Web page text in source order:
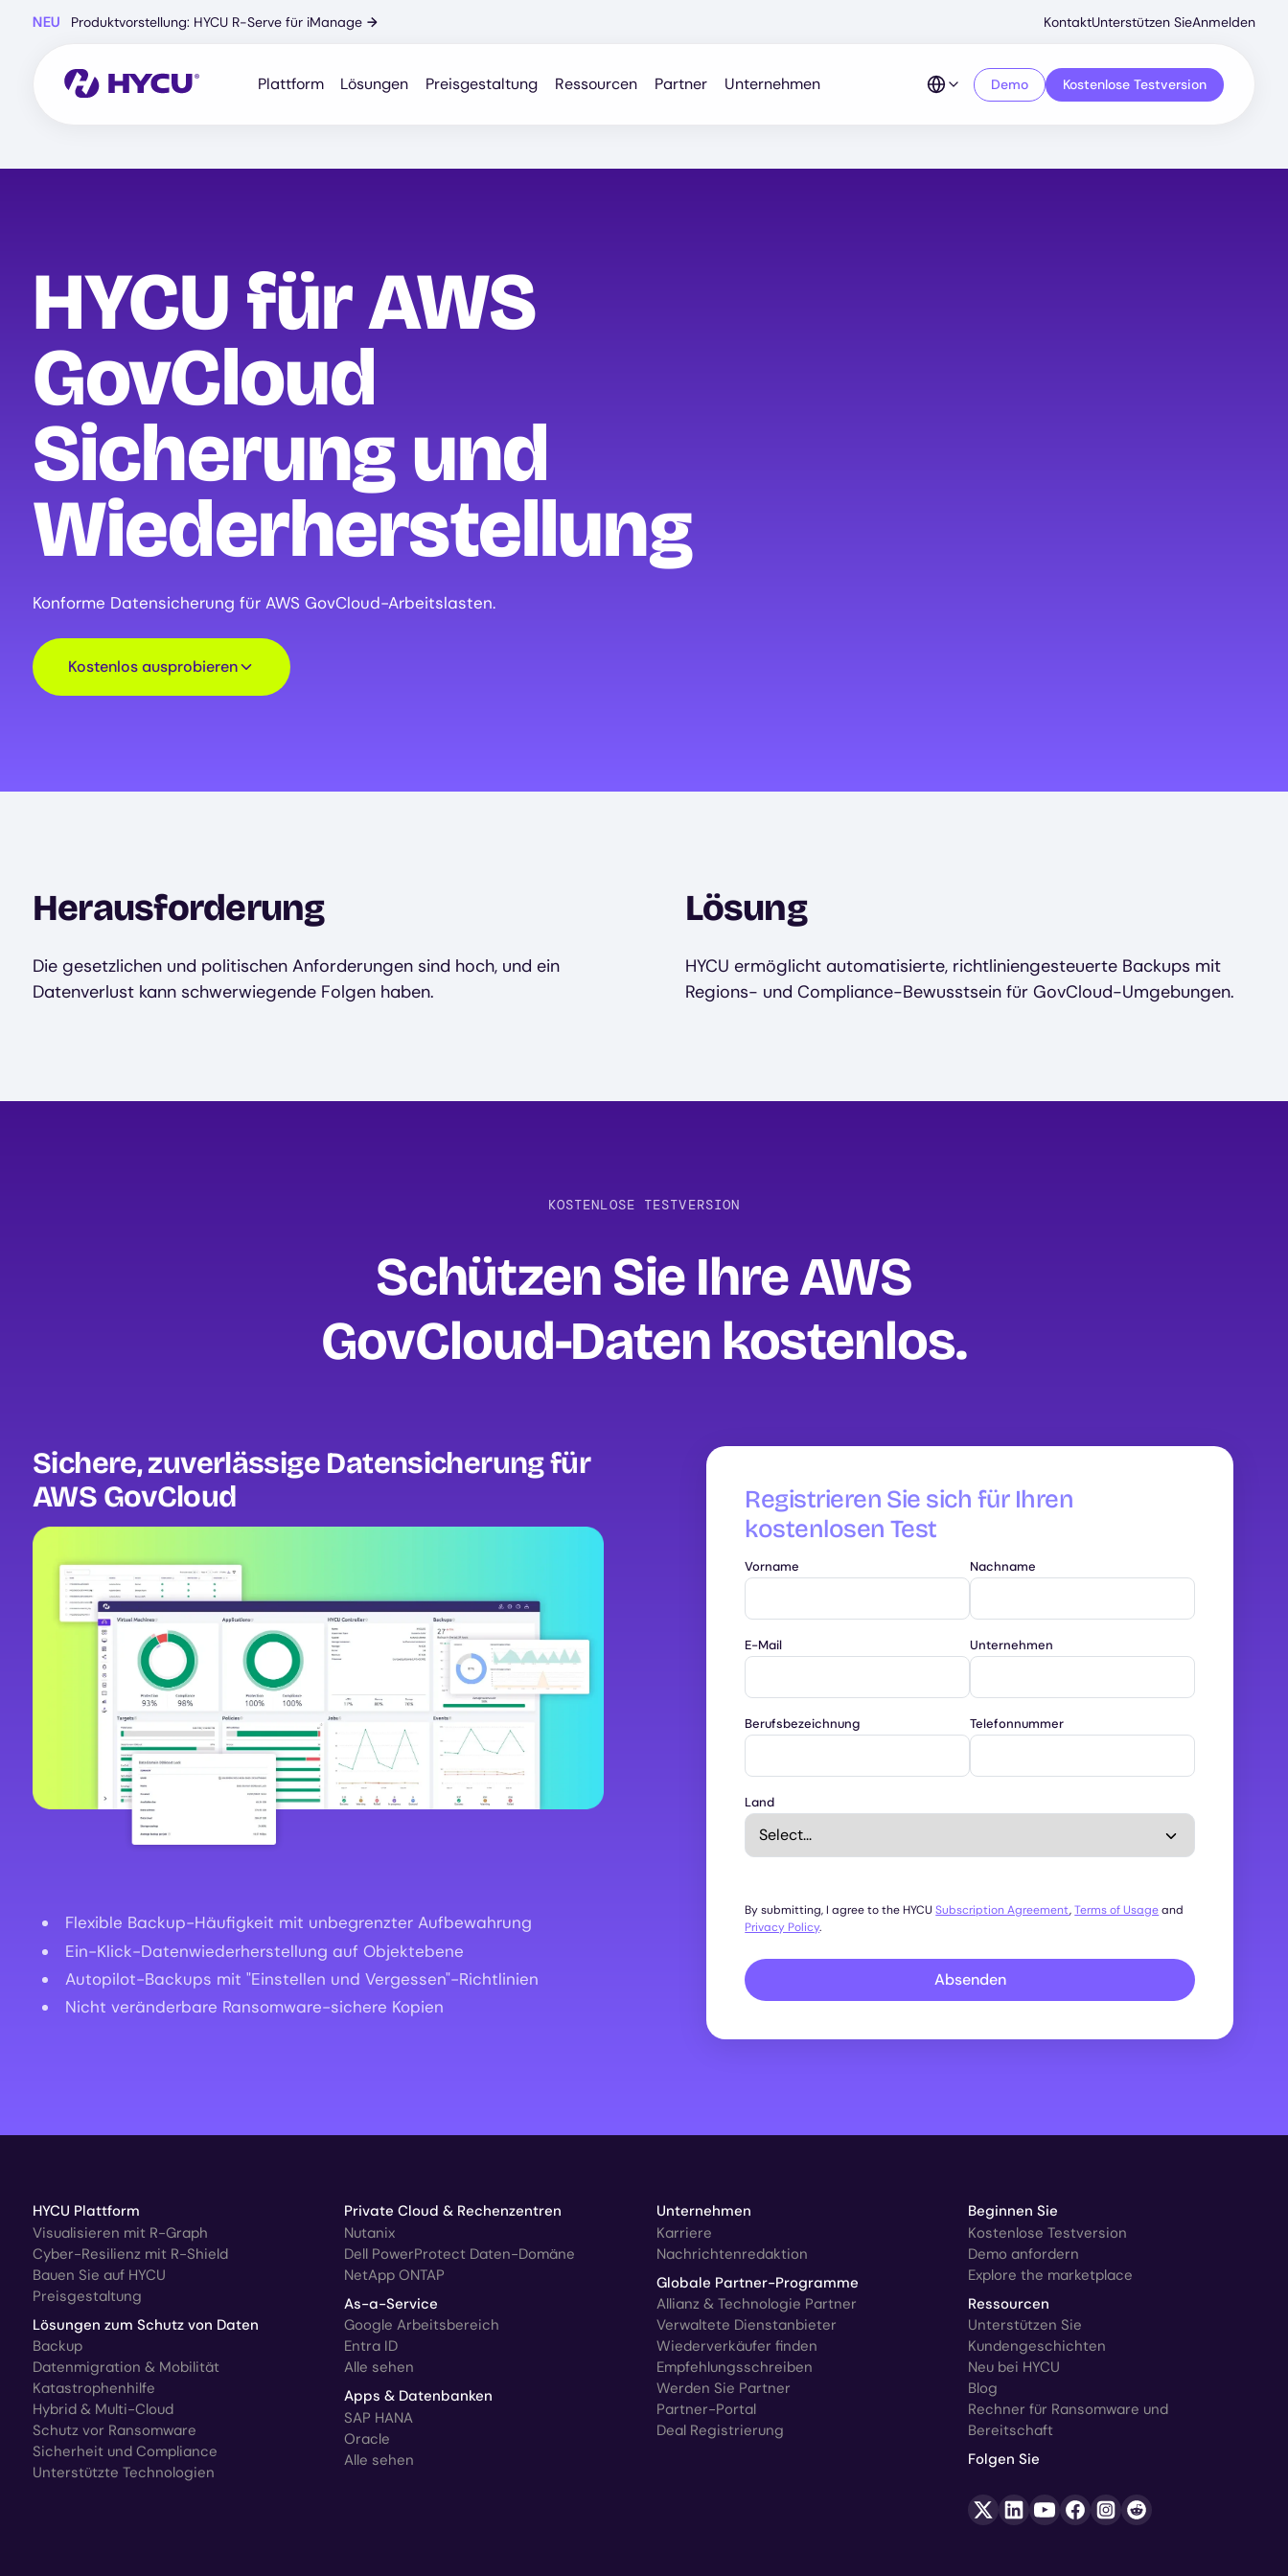
Hauptinhalt
NEU Produktvorstellung: HYCU R-Serve für iManage →
Menu
KontaktUnterstützen SieAnmelden
Plattform Lösungen Preisgestaltung Ressourcen Partner Unternehmen Demo Kostenlose Testversion
HYCU für AWS
GovCloud
Sicherung und
Wiederherstellung
Konforme Datensicherung für AWS GovCloud-Arbeitslasten.
Kostenlos ausprobieren
Herausforderung
Die gesetzlichen und politischen Anforderungen sind hoch, und ein
Datenverlust kann schwerwiegende Folgen haben.
Lösung
HYCU ermöglicht automatisierte, richtliniengesteuerte Backups mit
Regions- und Compliance-Bewusstsein für GovCloud-Umgebungen.
KOSTENLOSE TESTVERSION
Schützen Sie Ihre AWS
GovCloud-Daten kostenlos‍.
Sichere, zuverlässige Datensicherung für
AWS GovCloud
Image
Flexible Backup-Häufigkeit mit unbegrenzter Aufbewahrung
Ein-Klick-Datenwiederherstellung auf Objektebene
Autopilot-Backups mit "Einstellen und Vergessen"-Richtlinien
Nicht veränderbare Ransomware-sichere Kopien
Registrieren Sie sich für Ihren
kostenlosen Test
Vorname Nachname
E-Mail Unternehmen
Berufsbezeichnung Telefonnummer
Land
By submitting, I agree to the HYCUSubscription Agreement,Terms of Usageand
Privacy Policy.
Absenden
HYCU Plattform
Visualisieren mit R-Graph
Cyber-Resilienz mit R-Shield
Bauen Sie auf HYCU
Preisgestaltung
Lösungen zum Schutz von Daten
Backup
Datenmigration & Mobilität
Katastrophenhilfe
Hybrid & Multi-Cloud
Schutz vor Ransomware
Sicherheit und Compliance
Unterstützte Technologien
Private Cloud & Rechenzentren
Nutanix
Dell PowerProtect Daten-Domäne
NetApp ONTAP
As-a-Service
Google Arbeitsbereich
Entra ID
Alle sehen
Apps & Datenbanken
SAP HANA
Oracle
Alle sehen
Unternehmen
Karriere
Nachrichtenredaktion
Globale Partner-Programme
Allianz & Technologie Partner
Verwaltete Dienstanbieter
Wiederverkäufer finden
Empfehlungsschreiben
Werden Sie Partner
Partner-Portal
Deal Registrierung
Beginnen Sie
Kostenlose Testversion
Demo anfordern
Explore the marketplace
Ressourcen
Unterstützen Sie
Kundengeschichten
Neu bei HYCU
Blog
Rechner für Ransomware und
Bereitschaft
Folgen Sie